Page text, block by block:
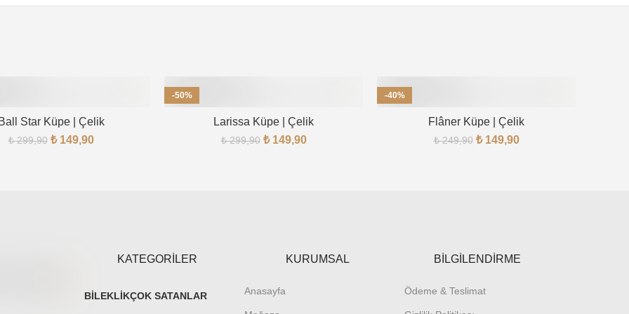
Star Küpe | Çelik
₺299,90 ₺149,90
-50%
Larissa Küpe | Çelik
₺299,90 ₺149,90
-40%
Flâner Küpe | Çelik
₺249,90 ₺149,90
KATEGORİLER
BILEKLIKÇOK SATANLAR
KURUMSAL
Anasayfa
BİLGİLENDİRME
Ödeme & Teslimat